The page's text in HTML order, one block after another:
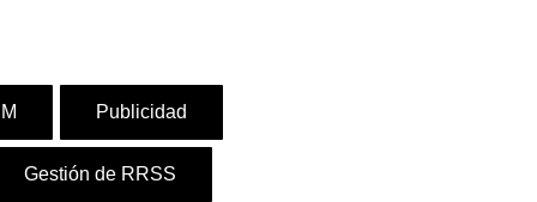
Publicidad
Gestión de RRSS